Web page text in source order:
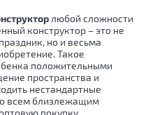
любой сложности
конструктор – это не
но и весьма
Такое
положительными
пространства и
нестандартные
всем близлежащим